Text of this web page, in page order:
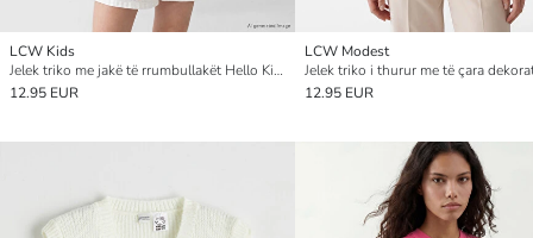
LCW Kids
Jelek triko me jakë të rrumbullakët Hello Kitty i qëndisur për vajza
12.95 EUR
LCW Modest
12.95 EUR